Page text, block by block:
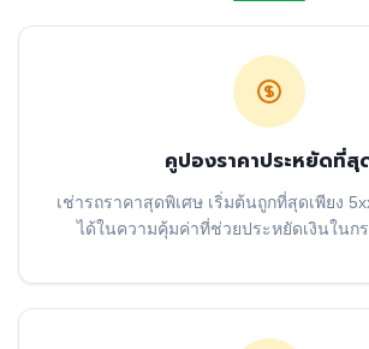
คูปองราคาประหยัดที่สุ
เช่ารถราคาสุดพิเศษ เริ่มต้นถูกที่สุดเพียง
ได้ในความคุ้มค่าที่ช่วยประหยัดเงินในก